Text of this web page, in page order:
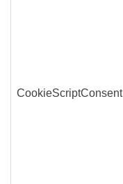
CookieScriptConsent